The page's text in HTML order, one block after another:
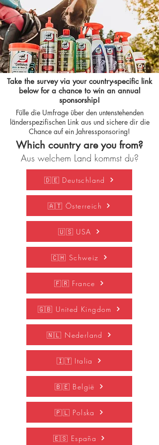
Take the survey via your country-specific link
below for a chance to win an annual
sponsorship!
Fülle die Umfrage über den untenstehenden
länderspezifischen Link aus und sichere dir die
Chance auf ein Jahressponsoring!
Which country are you from?
Aus welchem Land kommst du?
🇩🇪 Deutschland
🇦🇹 Österreich
🇺🇸 USA
🇨🇭 Schweiz
🇫🇷 France
🇬🇧 United Kingdom
🇳🇱 Nederland
🇮🇹 Italia
🇧🇪 België
🇵🇱 Polska
🇪🇸 España